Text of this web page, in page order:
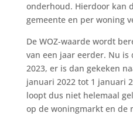
onderhoud. Hierdoor kan
gemeente en per woning
De WOZ-waarde wordt
van een jaar eerder. Nu
2023, er is dan gekeken
januari 2022 tot 1 januari
loopt dus niet helemaal
op de woningmarkt en de